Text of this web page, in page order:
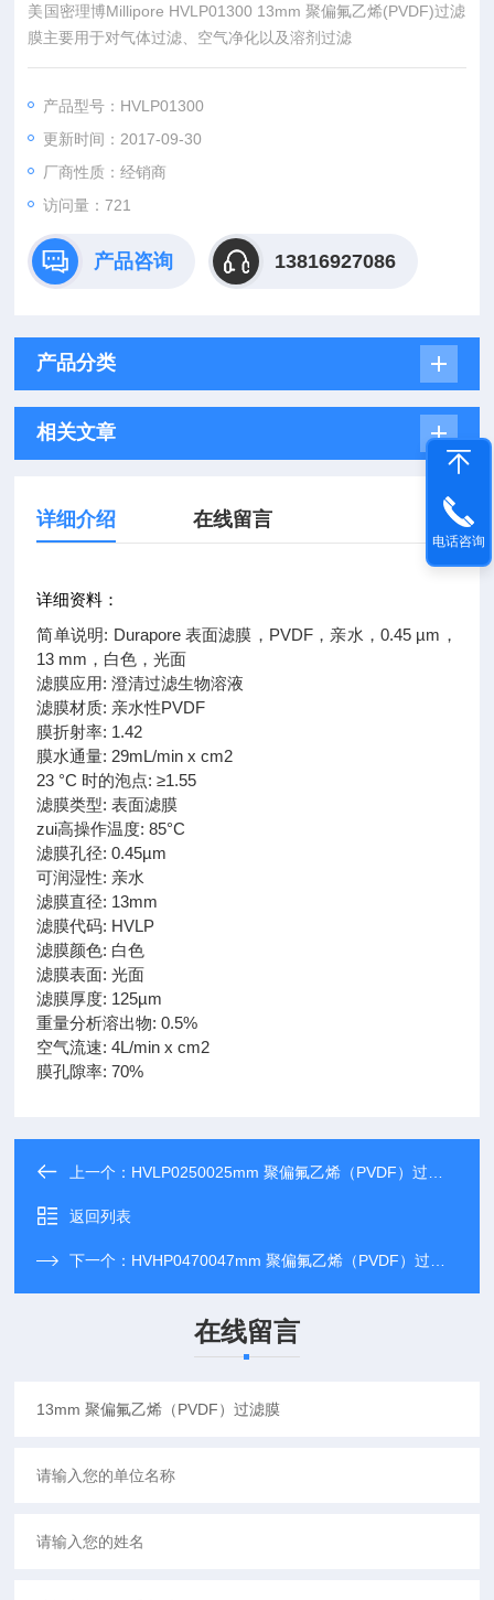
美国密理博Millipore HVLP01300 13mm 聚偏氟乙烯(PVDF)过滤
膜主要用于对气体过滤、空气净化以及溶剂过滤
产品型号：HVLP01300
更新时间：2017-09-30
厂商性质：经销商
访问量：721
产品咨询 13816927086
产品分类
相关文章
详细介绍 在线留言
详细资料：
简单说明: Durapore 表面滤膜，PVDF，亲水，0.45 µm，
13 mm，白色，光面
滤膜应用: 澄清过滤生物溶液
滤膜材质: 亲水性PVDF
膜折射率: 1.42
膜水通量: 29mL/min x cm2
23 °C 时的泡点: ≥1.55
滤膜类型: 表面滤膜
zui高操作温度: 85°C
滤膜孔径: 0.45µm
可润湿性: 亲水
滤膜直径: 13mm
滤膜代码: HVLP
滤膜颜色: 白色
滤膜表面: 光面
滤膜厚度: 125µm
重量分析溶出物: 0.5%
空气流速: 4L/min x cm2
膜孔隙率: 70%
上一个： HVLP0250025mm 聚偏氟乙烯（PVDF）过滤膜
返回列表
下一个： HVHP0470047mm 聚偏氟乙烯（PVDF）过滤膜
在线留言
电话咨询